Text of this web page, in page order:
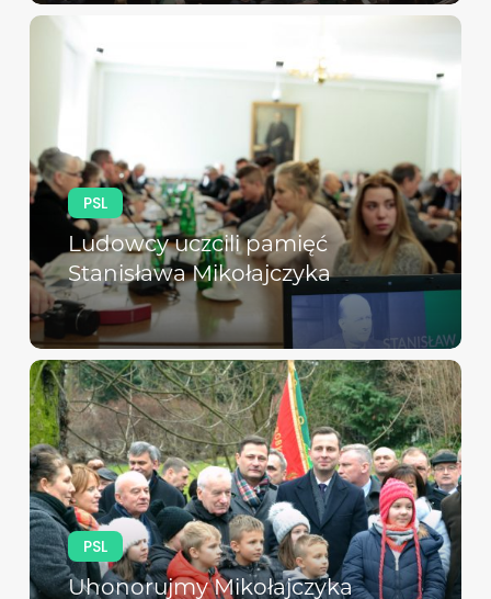
PSL
Ludowcy uczcili pamięć
Stanisława Mikołajczyka
PSL
Uhonorujmy Mikołajczyka